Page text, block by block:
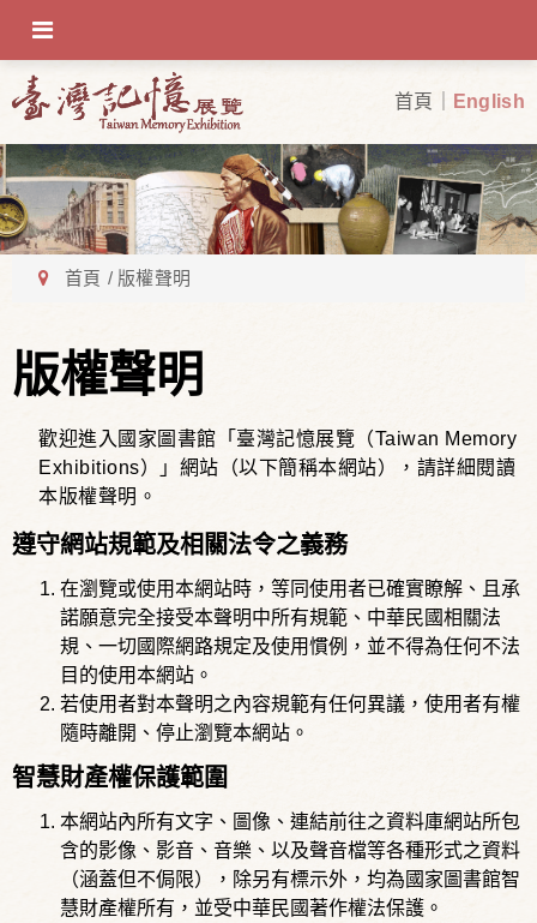
首頁 English
OFF-CANVAS-TOGGLE
首頁 版權聲明
版權聲明
歡迎進入國家圖書館「臺灣記憶展覽（Taiwan Memory
Exhibitions）」網站（以下簡稱本網站），請詳細閱讀
本版權聲明。
遵守網站規範及相關法令之義務
在瀏覽或使用本網站時，等同使用者已確實瞭解、且承
諾願意完全接受本聲明中所有規範、中華民國相關法
規、一切國際網路規定及使用慣例，並不得為任何不法
目的使用本網站。
若使用者對本聲明之內容規範有任何異議，使用者有權
隨時離開、停止瀏覽本網站。
智慧財產權保護範圍
本網站內所有文字、圖像、連結前往之資料庫網站所包
含的影像、影音、音樂、以及聲音檔等各種形式之資料
（涵蓋但不侷限），除另有標示外，均為國家圖書館智
慧財產權所有，並受中華民國著作權法保護。